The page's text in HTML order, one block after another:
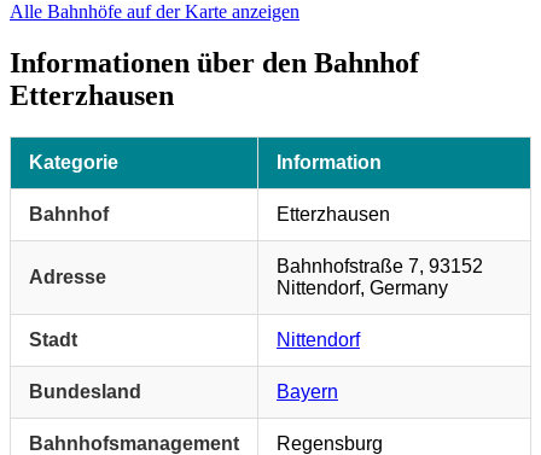
Alle Bahnhöfe auf der Karte anzeigen
Informationen über den Bahnhof
Etterzhausen
Kategorie Information
Bahnhof Etterzhausen
Adresse
Bahnhofstraße 7, 93152
Nittendorf, Germany
Stadt Nittendorf
Bundesland Bayern
Bahnhofsmanagement Regensburg